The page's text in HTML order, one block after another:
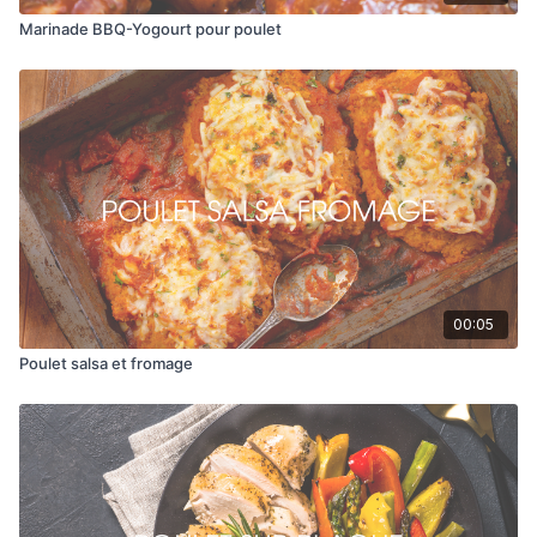
Marinade BBQ-Yogourt pour poulet
00:05
Poulet salsa et fromage